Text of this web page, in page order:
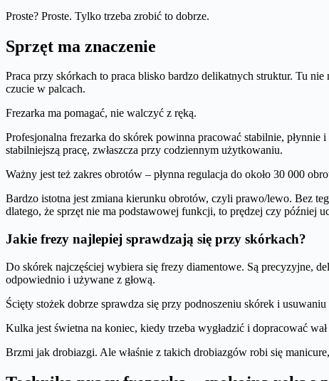
Proste? Proste. Tylko trzeba zrobić to dobrze.
Sprzęt ma znaczenie
Praca przy skórkach to praca blisko bardzo delikatnych struktur. Tu
czucie w palcach.
Frezarka ma pomagać, nie walczyć z ręką.
Profesjonalna frezarka do skórek powinna pracować stabilnie,
stabilniejszą pracę, zwłaszcza przy codziennym użytkowaniu.
Ważny jest też zakres obrotów – płynna regulacja do około 30 000
Bardzo istotna jest zmiana kierunku obrotów, czyli prawo/lewo. Bez
dlatego, że sprzęt nie ma podstawowej funkcji, to prędzej czy później
Jakie frezy najlepiej sprawdzają się przy skórkach?
Do skórek najczęściej wybiera się frezy diamentowe. Są precyzyjne,
odpowiednio i używane z głową.
Ścięty stożek dobrze sprawdza się przy podnoszeniu skórek i
Kulka jest świetna na koniec, kiedy trzeba wygładzić i dopracować
Brzmi jak drobiazgi. Ale właśnie z takich drobiazgów robi się